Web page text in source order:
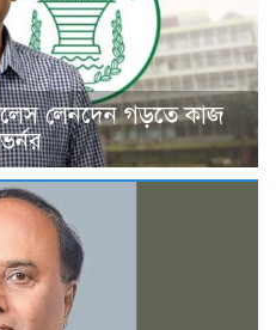
লেনদেন গড়তে কাজ